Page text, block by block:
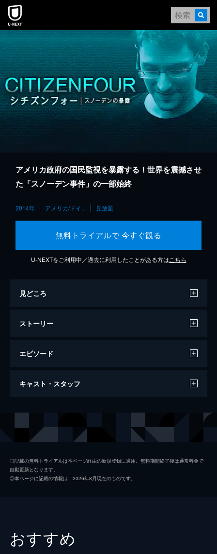
本文へスキップ
アメリカ政府の国民監視を暴露する！世界を震撼させ
た「スノーデン事件」の一部始終
2014年 アメリカ/ドイ... 見放題
無料トライアルで 今すぐ観る
U-NEXTをご利用中／過去に利用したことがある方は こちら
見どころ
ストーリー
エピソード
シチズンフォー スノーデンの暴露
キャスト・スタッフ
ローラ・ポイトラス
◎記載の無料トライアルは本ページ経由の新規登録に適用。無料期間終了後は通常料金で
自動更新となります。
◎本ページに記載の情報は、2026年8月現在のものです。
おすすめ